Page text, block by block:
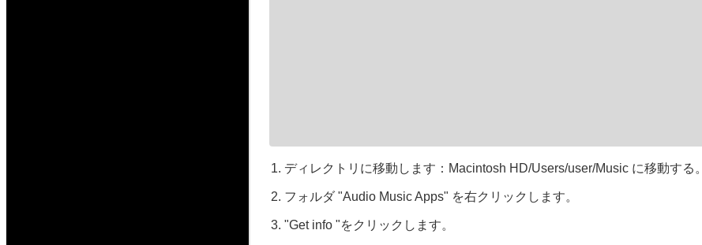
ディレクトリに移動します：Macintosh HD/Users/user/Music に移動する。
フォルダ "Audio Music Apps" を右クリックします。
"Get info "をクリックします。